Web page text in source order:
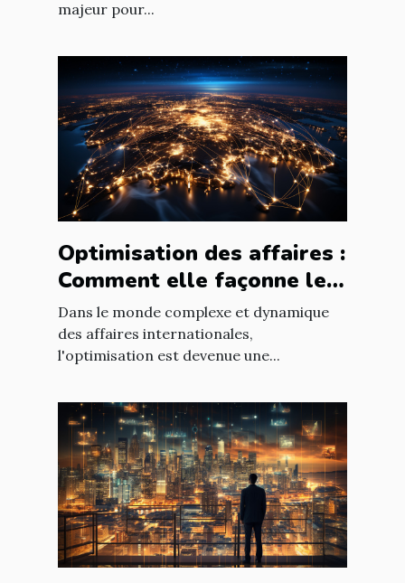
majeur pour...
Optimisation des affaires :
Comment elle façonne le
paysage économique
international
Dans le monde complexe et dynamique
des affaires internationales,
l'optimisation est devenue une...